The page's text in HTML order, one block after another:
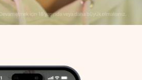
etmek için 18 yaşında veya daha büyük olmalısınız.